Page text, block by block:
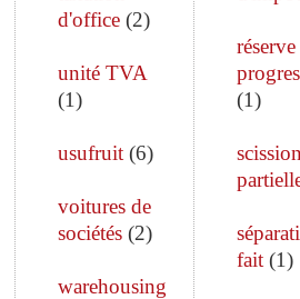
d'office(2)
unité TVA
(1)
usufruit(6)
voitures de
sociétés(2)
warehousing
(1)
fait(1)